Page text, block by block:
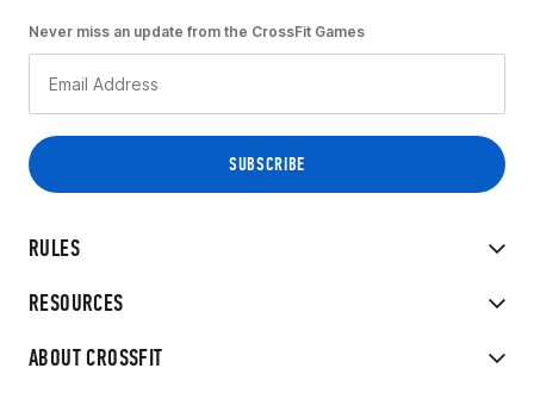
RULES
RESOURCES
ABOUT CROSSFIT
Never miss an update from the CrossFit Games